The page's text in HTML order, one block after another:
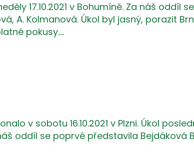
17.10.2021 v Bohumíně. Za náš
A. Kolmanová. Úkol byl jasný, porazit
pokusy.…
v sobotu 16.10.2021 v Plzni. Úkol
oddíl se poprvé představila